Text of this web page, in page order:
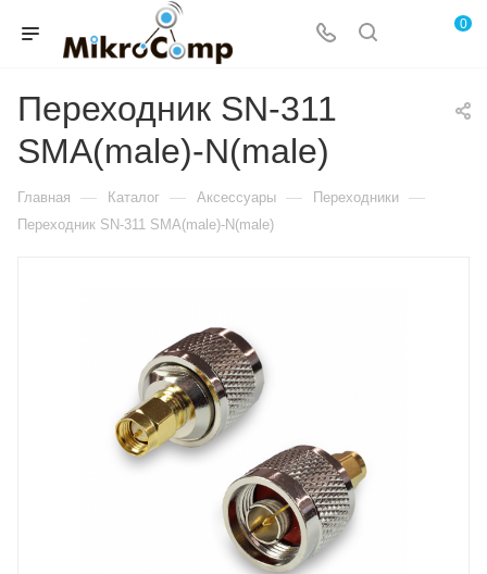
0
Переходник SN-311
SMA(male)-N(male)
Главная — Каталог — Аксессуары — Переходники —
Переходник SN-311 SMA(male)-N(male)